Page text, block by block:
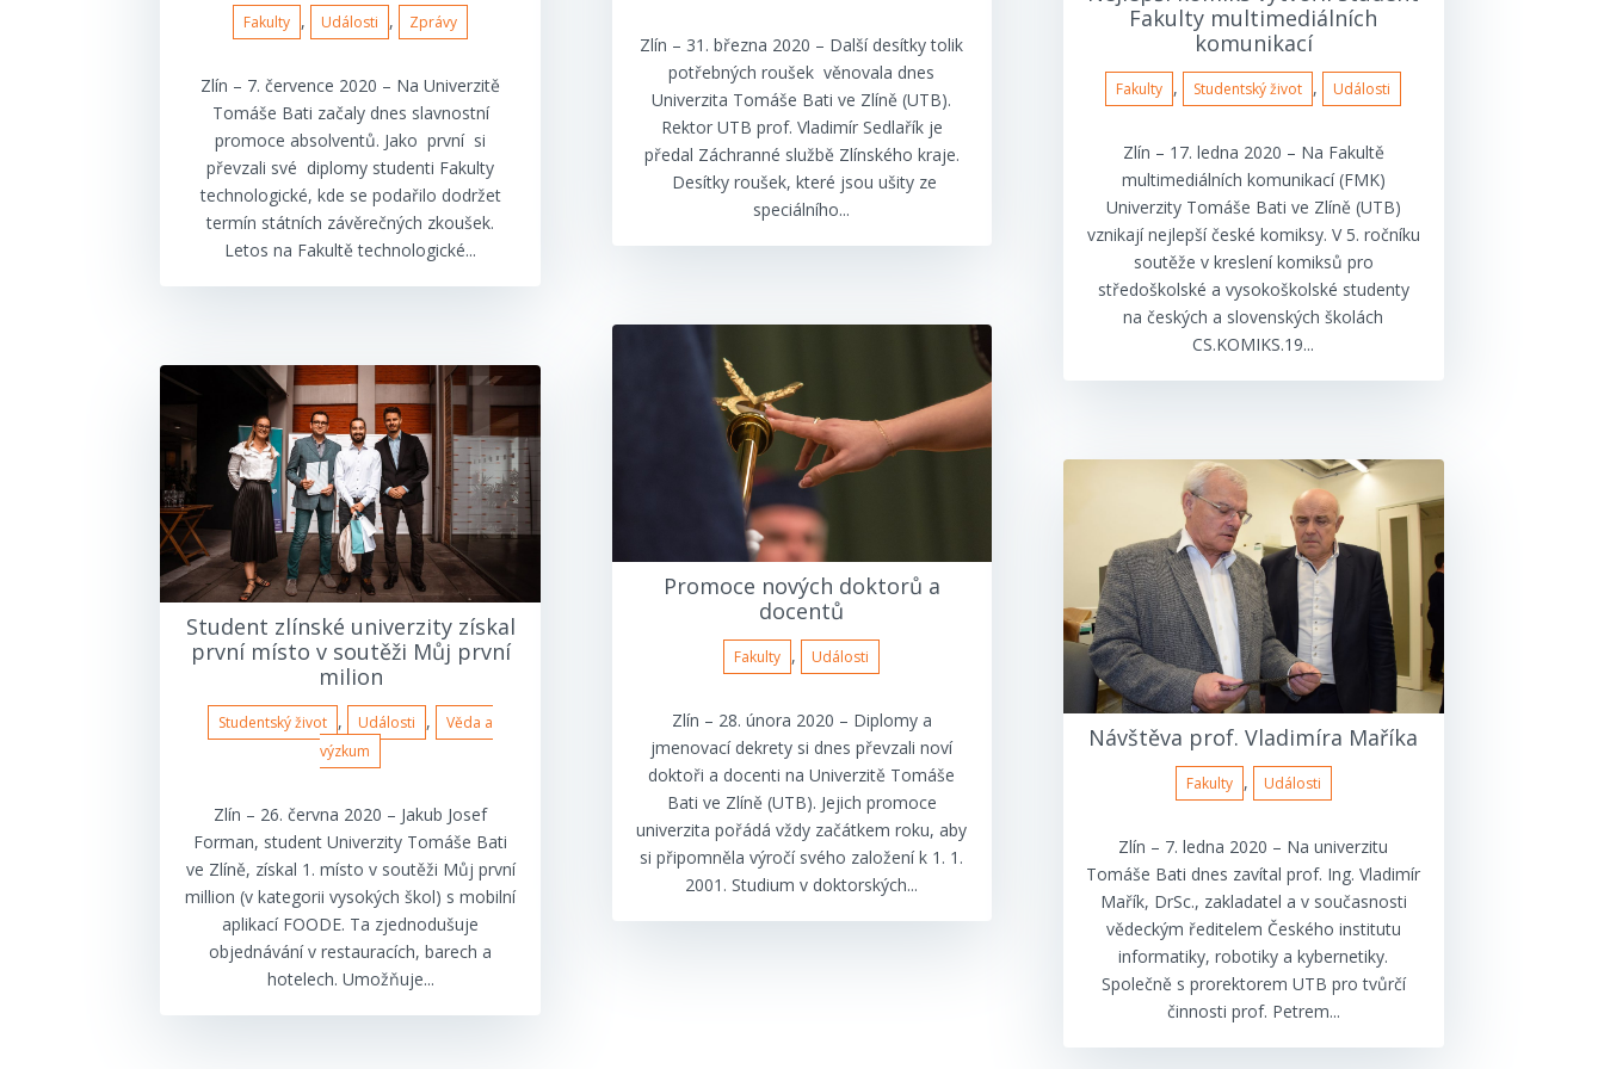
Fakulty , Události , Zprávy
Zlín – 7. července 2020 – Na Univerzitě
Tomáše Bati začaly dnes slavnostní
promoce absolventů. Jako první si
převzali své diplomy studenti Fakulty
technologické, kde se podařilo dodržet
termín státních závěrečných zkoušek.
Letos na Fakultě technologické...
Student zlínské univerzity získal
první místo v soutěži Můj první
milion
Studentský život , Události ,
Věda a
výzkum
Zlín – 26. června 2020 – Jakub Josef
Forman, student Univerzity Tomáše Bati
ve Zlíně, získal 1. místo v soutěži Můj první
million (v kategorii vysokých škol) s mobilní
aplikací FOODE. Ta zjednodušuje
objednávání v restauracích, barech a
hotelech. Umožňuje...
Zlín – 31. března 2020 – Další desítky tolik
potřebných roušek věnovala dnes
Univerzita Tomáše Bati ve Zlíně (UTB).
Rektor UTB prof. Vladimír Sedlařík je
předal Záchranné službě Zlínského kraje.
Desítky roušek, které jsou ušity ze
speciálního...
Promoce nových doktorů a
docentů
Fakulty , Události
Zlín – 28. února 2020 – Diplomy a
jmenovací dekrety si dnes převzali noví
doktoři a docenti na Univerzitě Tomáše
Bati ve Zlíně (UTB). Jejich promoce
univerzita pořádá vždy začátkem roku, aby
si připomněla výročí svého založení k 1. 1.
2001. Studium v doktorských...
Fakulty multimediálních
komunikací
Fakulty , Studentský život , Události
Zlín – 17. ledna 2020 – Na Fakultě
multimediálních komunikací (FMK)
Univerzity Tomáše Bati ve Zlíně (UTB)
vznikají nejlepší české komiksy. V 5. ročníku
soutěže v kreslení komiksů pro
středoškolské a vysokoškolské studenty
na českých a slovenských školách
CS.KOMIKS.19...
Návštěva prof. Vladimíra Maříka
Fakulty , Události
Zlín – 7. ledna 2020 – Na univerzitu
Tomáše Bati dnes zavítal prof. Ing. Vladimír
Mařík, DrSc., zakladatel a v současnosti
vědeckým ředitelem Českého institutu
informatiky, robotiky a kybernetiky.
Společně s prorektorem UTB pro tvůrčí
činnosti prof. Petrem...